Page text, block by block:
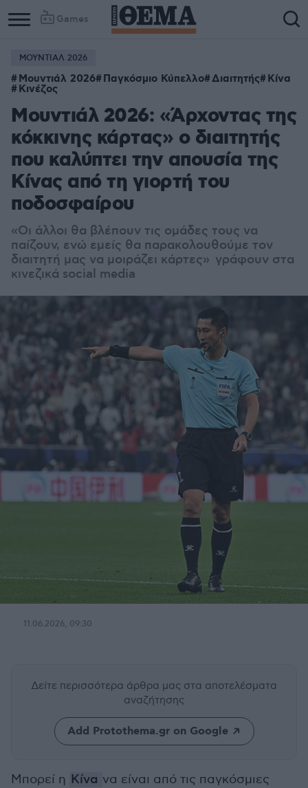
Games
ΜΟΥΝΤΙΑΛ 2026
Μουντιάλ 2026 Παγκόσμιο Κύπελλο Διαιτητής Κίνα
Κινέζος
Μουντιάλ 2026: «Άρχοντας της
κόκκινης κάρτας» ο διαιτητής
που καλύπτει την απουσία της
Κίνας από τη γιορτή του
ποδοσφαίρου
«Οι άλλοι θα βλέπουν τις ομάδες τους να
παίζουν, ενώ εμείς θα παρακολουθούμε τον
διαιτητή μας να μοιράζει κάρτες» γράφουν στα
κινεζικά social media
11.06.2026, 09:30
Δείτε περισσότερα άρθρα μας στα αποτελέσματα
αναζήτησης
Add Protothema.gr on Google
Μπορεί η Κίνα να είναι από τις παγκόσμιες